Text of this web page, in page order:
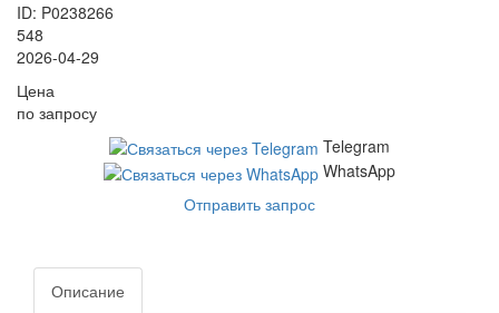
ID: P0238266
548
2026-04-29
Цена
по запросу
Telegram
WhatsApp
Отправить запрос
Описание